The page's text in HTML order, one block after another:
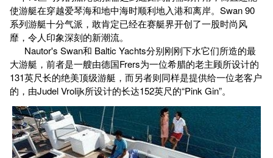
使游艇在穿越爱琴海和地中海时顺利地入港和离岸。Swan 90
系列游艇十分气派，敢肯定已经在赛艇界开创了一股时尚风
靡，令人印象深刻的新潮流。
Nautor's Swan和 Baltic Yachts分别刚刚下水它们所造的最
大游艇，前者是一艘由德国Frers为一位希腊的老主顾所设计的
131英尺长的绝美顶级游艇，而另者则同样是提供给一位老客户
的，由Judel Vrolijk所设计的长达152英尺的“Pink Gin”。